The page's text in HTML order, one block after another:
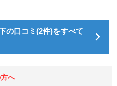
の口コミ(2件)をすべて
へ